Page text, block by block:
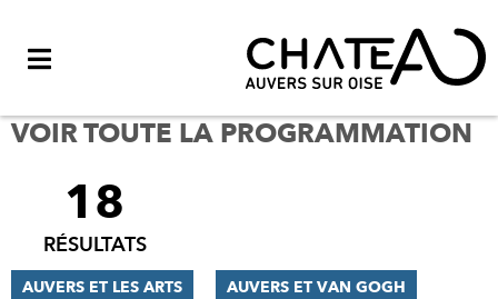
VOIR TOUTE LA PROGRAMMATION
FILTRER
RÉSULTATS
18
RÉSULTATS
AUVERS ET LES ARTS AUVERS ET VAN GOGH